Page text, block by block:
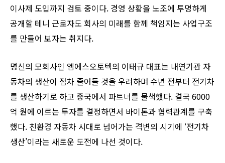
이사제 도입까지 검토 중이다. 경영 상황을 노조에 투명하게
공개할 테니 근로자도 회사의 미래를 함께 책임지는 사업구조
를 만들어 보자는 취지다.
명신의 모회사인 엠에스오토텍의 이태규 대표는 내연기관 자
동차의 생산이 점차 줄어들 것을 우려하며 수년 전부터 전기차
를 생산하기로 하고 중국에서 파트너를 물색했다. 결국 6000
억 원에 이르는 투자를 결정하면서 바이톤과 협력관계를 구축
했다. 친환경 자동차 시대로 넘어가는 격변의 시기에 ‘전기차
생산’이라는 새로운 도전에 나선 것이다.